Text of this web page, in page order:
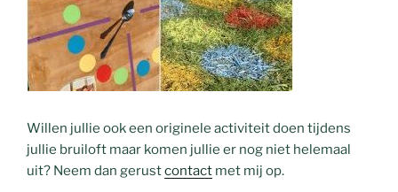
Willen jullie ook een originele activiteit doen tijdens
jullie bruiloft maar komen jullie er nog niet helemaal
uit? Neem dan gerustcontact met mij op.